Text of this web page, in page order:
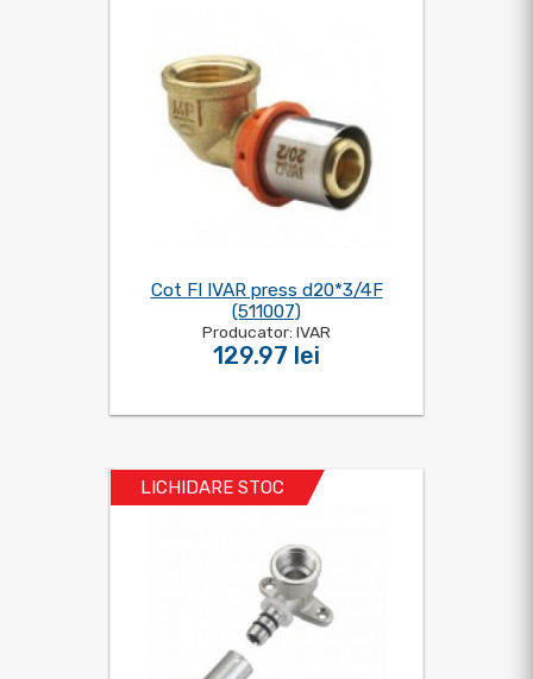
Cot FI IVAR press d20*3/4F
(511007)
Producator: IVAR
129.97 lei
LICHIDARE STOC